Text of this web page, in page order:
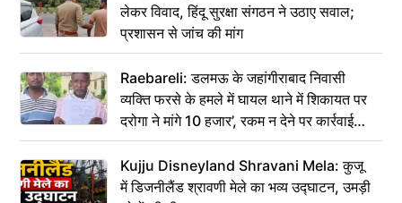
लेकर विवाद, हिंदू सुरक्षा संगठन ने उठाए सवाल;
प्रशासन से जांच की मांग
Raebareli: डलमऊ के जहांगीराबाद निवासी
व्यक्ति फरसे के हमले में घायल थाने में शिकायत पर
दरोगा ने मांगे 10 हजार’, रकम न देने पर कार्रवाई
ठंडी!
Kujju Disneyland Shravani Mela: कुजू
में डिजनीलैंड श्रावणी मेले का भव्य उद्घाटन, उमड़ी